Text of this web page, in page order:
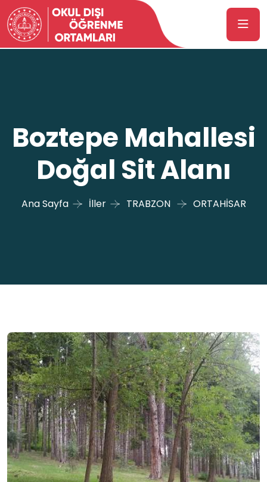
Boztepe Mahallesi
Doğal Sit Alanı
Ana Sayfa İller TRABZON ORTAHİSAR